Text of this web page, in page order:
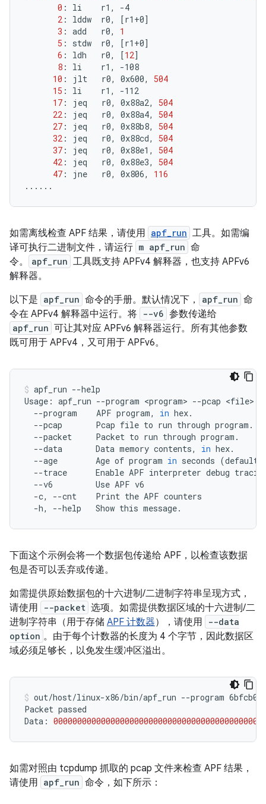
0 : li r1,
2 : lddw r0, [r1+0]
3 : add r0,
1
5 : stdw r0, [r1+0]
6 : ldh r0, [12]
8 : li r1,
10 : jlt r0, 0x600,
504
15 : li r1,
17 : jeq r0, 0x88a2,
504
22 : jeq r0, 0x88a4,
504
27 : jeq r0, 0x88b8,
504
32 : jeq r0, 0x88cd,
504
37 : jeq r0, 0x88e1,
504
42 : jeq r0, 0x88e3,
504
47 : jne r0, 0x806,
116
......
如需离线检查 APF 结果，请使用 apf_run 工具。如需编
译可执行二进制文件，请运行 m apf_run 命
令。
apf_run 工具既支持 APFv4 解释器，也支持 APFv6
解释器。
以下是 apf_run 命令的手册。默认情况下， apf_run 命
令在 APFv4 解释器中运行。将 --v6 参数传递给
apf_run 可让其对应 APFv6 解释器运行。所有其他参数
既可用于 APFv4，又可用于 APFv6。
apf_run --help
Usage: apf_run --program <program> --pcap <file>
--program
APF program, in
--pcap
Pcap file to run through
--packet
Packet to run through
--data
Data memory contents, in
--age
Age of program in seconds (default:
--trace
Enable APF interpreter debug
--v6
Use APF
-c,
--cnt Print the APF
-h,
--help Show this message.
下面这个示例会将一个数据包传递给 APF，以检查该数据
包是否可以丢弃或传递。
如需提供原始数据包的十六进制/二进制字符串呈现方式，
请使用
--packet 选项。如需提供数据区域的十六进制/二
进制字符串（用于存储 APF 计数器），请使用
--data
option 。由于每个计数器的长度为 4 个字节，因此数据区
域必须足够长，以免发生缓冲区溢出。
out/host/linux-x86/bin/apf_run --program
Packet passed
Data:
如需对照由 tcpdump 抓取的 pcap 文件来检查 APF 结果，
请使用 apf_run 命令，如下所示：